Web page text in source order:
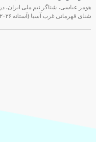
شنای قهرمانی غرب آسیا (آستانه ۲۰۲۶) با ثبت زمان ۲۵.۶۷ ثانیه در جایگاه نخست قرار